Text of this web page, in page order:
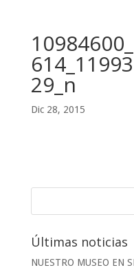
29_n
Dic 28, 2015
Últimas noticias
NUESTRO MUSEO EN